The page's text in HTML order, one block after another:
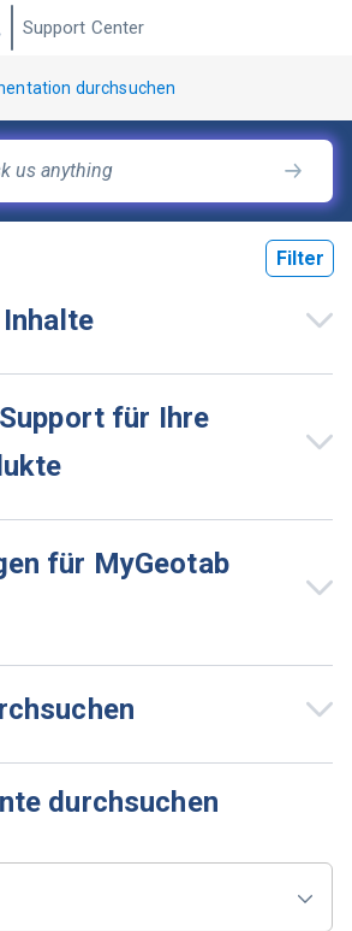
Support Center
durchsuchen
Filter
für Ihre
für MyGeotab
durchsuchen